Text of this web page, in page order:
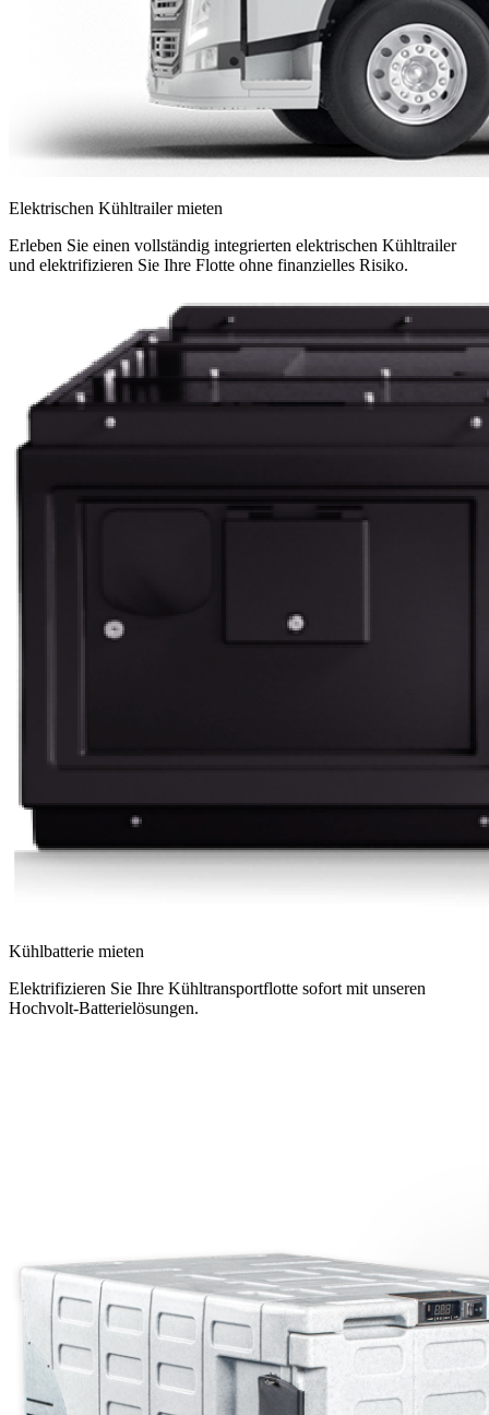
Elektrischen Kühltrailer mieten
Erleben Sie einen vollständig integrierten elektrischen Kühltrailer
und elektrifizieren Sie Ihre Flotte ohne finanzielles Risiko.
Kühlbatterie mieten
Elektrifizieren Sie Ihre Kühltransportflotte sofort mit unseren
Hochvolt-Batterielösungen.